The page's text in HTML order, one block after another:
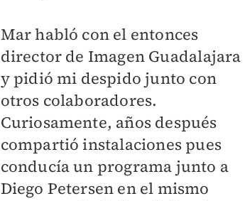
Mar habló con el entonces
director de Imagen Guadalajara
y pidió mi despido junto con
otros colaboradores.
Curiosamente, años después
compartió instalaciones pues
conducía un programa junto a
Diego Petersen en el mismo